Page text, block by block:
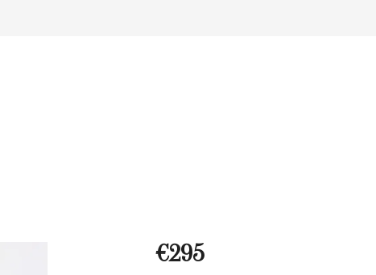
€295